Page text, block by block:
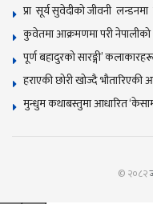
प्रा सूर्य सुवेदीको जीवनी
कुवेतमा आक्रमणमा परी नेपालीको
पूर्ण बहादुरको सारङ्गी’
हराएकी छोरी खोज्दै
मुन्धुम कथाबस्तुमा आधारित
© २०८२